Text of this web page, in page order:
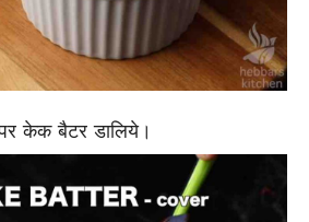
केक बैटर डालिये।